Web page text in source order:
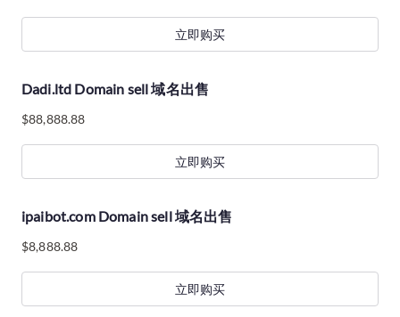
立即购买
Dadi.ltd Domain sell 域名出售
$88,888.88
立即购买
ipaibot.com Domain sell 域名出售
$8,888.88
立即购买